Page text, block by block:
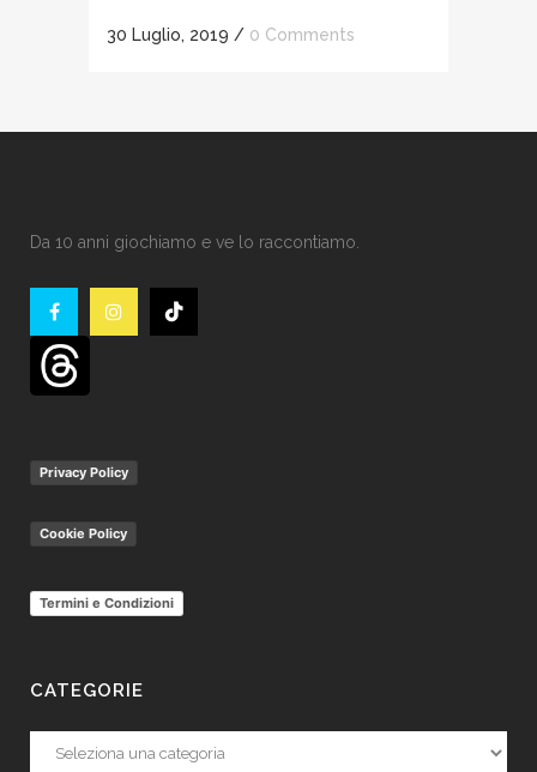
30 Luglio, 2019 / 0 Comments
Da 10 anni giochiamo e ve lo raccontiamo.
Privacy Policy
Cookie Policy
Termini e Condizioni
CATEGORIE
Categorie